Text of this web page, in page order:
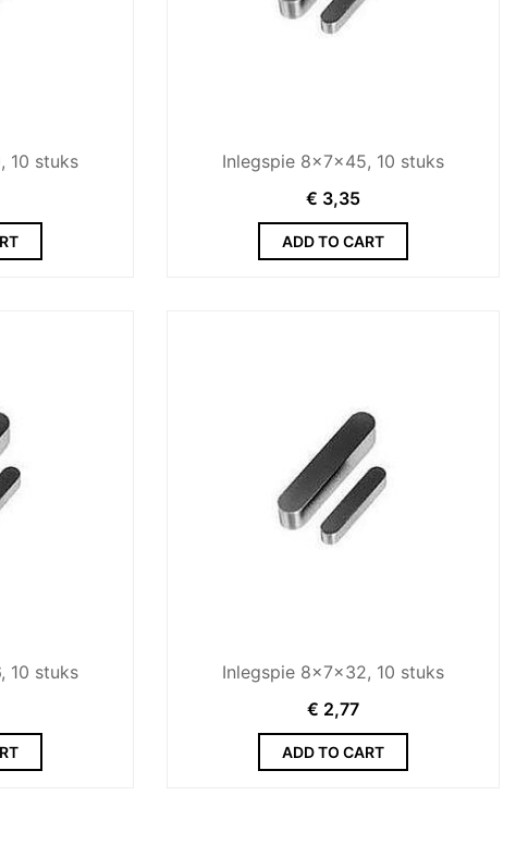
10 stuks
Inlegspie 8x7x45, 10 stuks
€ 3,35
ADD TO CART
10 stuks
Inlegspie 8x7x32, 10 stuks
€ 2,77
ADD TO CART